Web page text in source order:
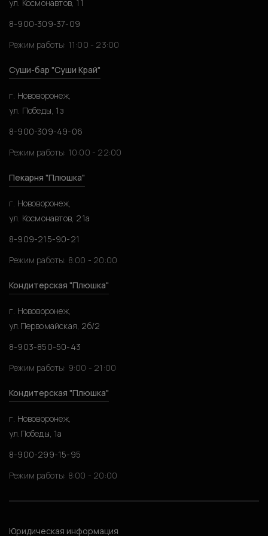
ул. Космонавтов, 11
8-900-309-37-09
Режим работы: 11:00 - 23:00
Суши-бар "Суши Край"
г. Нововоронеж,
ул. Победы, 1з
8-900-309-49-06
Режим работы: 10:00 - 22:00
Пекарня "Плюшка"
г. Нововоронеж,
ул. Космонавтов, 21а
8-909-215-90-21
Режим работы: 8:00 - 20:00
Кондитерская "Плюшка"
г. Нововоронеж,
ул.Первомайская, 2б/2
8-903-850-50-43
Режим работы: 9:00 - 21:00
Кондитерская "Плюшка"
г. Нововоронеж,
ул.Победы, 1а
8-900-299-15-95
Режим работы: 8:00 - 20:00
Юридическая информация